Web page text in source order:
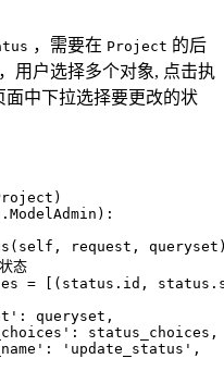
，需要在 Project 的后
，用户选择多个对象, 点击执
中下拉选择要更改的状
)
( self, request, queryset
态
= [(status.
id ,
: queryset,
: status_choices,
: 'update_status' ,